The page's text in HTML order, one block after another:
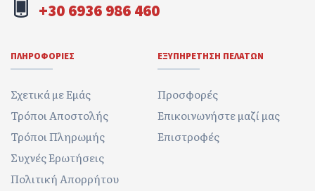
+30 6936 986 460
ΠΛΗΡΟΦΟΡΊΕΣ
Σχετικά με Εμάς
Τρόποι Αποστολής
Τρόποι Πληρωμής
Συχνές Ερωτήσεις
Πολιτική Απορρήτου
ΕΞΥΠΗΡΈΤΗΣΗ ΠΕΛΑΤΏΝ
Προσφορές
Επικοινωνήστε μαζί μας
Επιστροφές